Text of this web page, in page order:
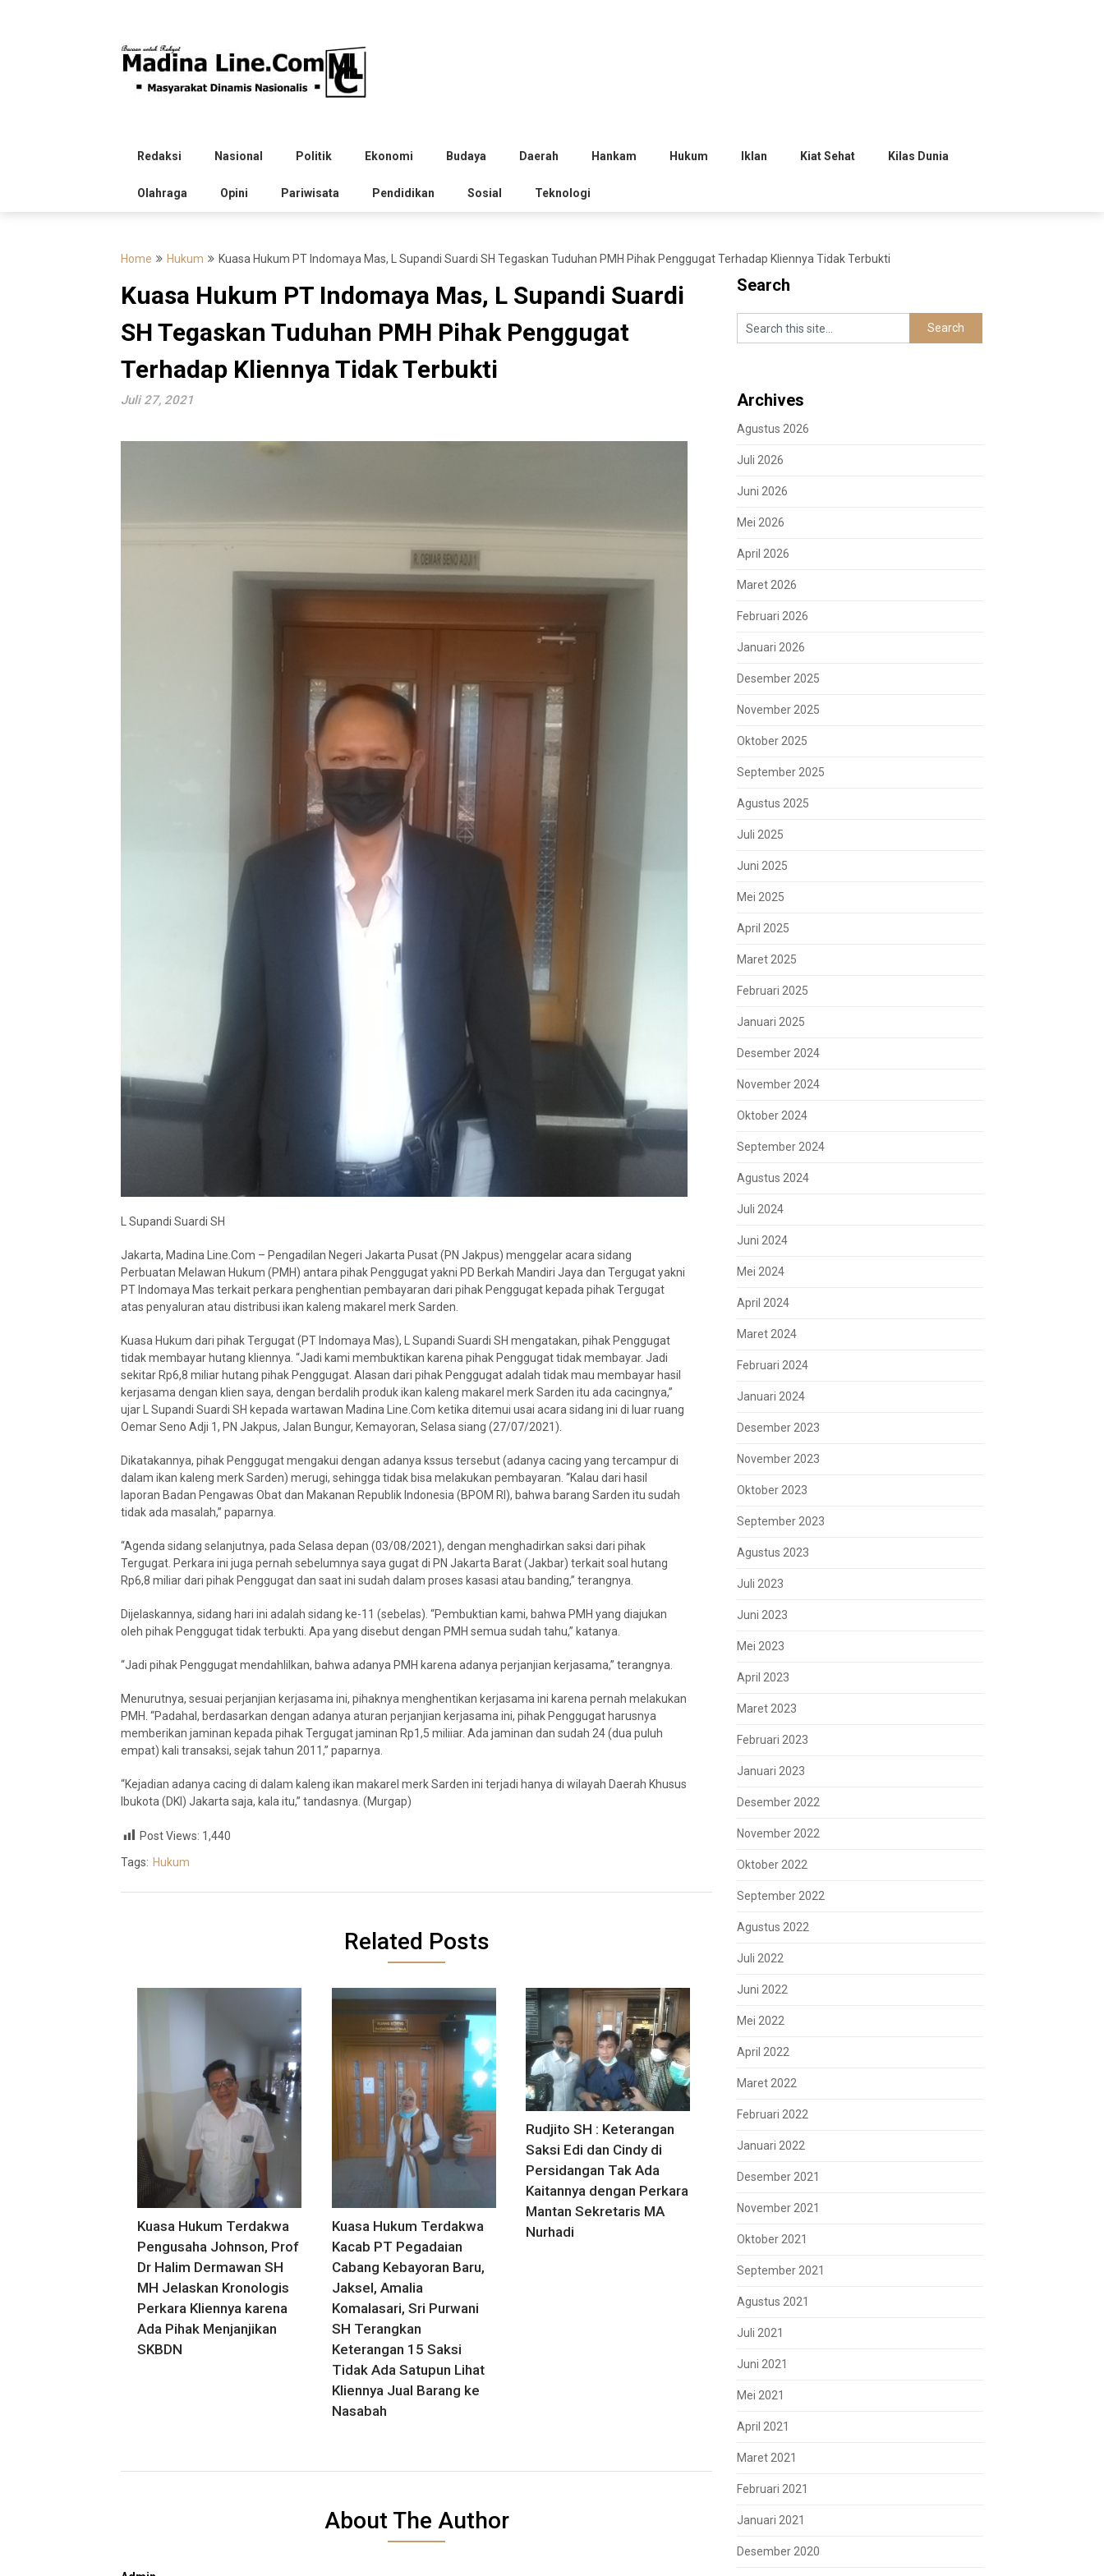
Redaksi Nasional Politik Ekonomi Budaya Daerah Hankam Hukum Iklan Kiat Sehat Kilas Dunia
Olahraga Opini Pariwisata Pendidikan Sosial Teknologi
Home Hukum Kuasa Hukum PT Indomaya Mas, L Supandi Suardi SH Tegaskan Tuduhan PMH Pihak Penggugat Terhadap Kliennya Tidak Terbukti
Kuasa Hukum PT Indomaya Mas, L Supandi Suardi
SH Tegaskan Tuduhan PMH Pihak Penggugat
Terhadap Kliennya Tidak Terbukti
Juli 27, 2021
L Supandi Suardi SH
Jakarta, Madina Line.Com – Pengadilan Negeri Jakarta Pusat (PN Jakpus) menggelar acara sidang
Perbuatan Melawan Hukum (PMH) antara pihak Penggugat yakni PD Berkah Mandiri Jaya dan Tergugat yakni
PT Indomaya Mas terkait perkara penghentian pembayaran dari pihak Penggugat kepada pihak Tergugat
atas penyaluran atau distribusi ikan kaleng makarel merk Sarden.
Kuasa Hukum dari pihak Tergugat (PT Indomaya Mas), L Supandi Suardi SH mengatakan, pihak Penggugat
tidak membayar hutang kliennya. “Jadi kami membuktikan karena pihak Penggugat tidak membayar. Jadi
sekitar Rp6,8 miliar hutang pihak Penggugat. Alasan dari pihak Penggugat adalah tidak mau membayar hasil
kerjasama dengan klien saya, dengan berdalih produk ikan kaleng makarel merk Sarden itu ada cacingnya,”
ujar L Supandi Suardi SH kepada wartawan Madina Line.Com ketika ditemui usai acara sidang ini di luar ruang
Oemar Seno Adji 1, PN Jakpus, Jalan Bungur, Kemayoran, Selasa siang (27/07/2021).
Dikatakannya, pihak Penggugat mengakui dengan adanya kssus tersebut (adanya cacing yang tercampur di
dalam ikan kaleng merk Sarden) merugi, sehingga tidak bisa melakukan pembayaran. “Kalau dari hasil
laporan Badan Pengawas Obat dan Makanan Republik Indonesia (BPOM RI), bahwa barang Sarden itu sudah
tidak ada masalah,” paparnya.
“Agenda sidang selanjutnya, pada Selasa depan (03/08/2021), dengan menghadirkan saksi dari pihak
Tergugat. Perkara ini juga pernah sebelumnya saya gugat di PN Jakarta Barat (Jakbar) terkait soal hutang
Rp6,8 miliar dari pihak Penggugat dan saat ini sudah dalam proses kasasi atau banding,” terangnya.
Dijelaskannya, sidang hari ini adalah sidang ke-11 (sebelas). “Pembuktian kami, bahwa PMH yang diajukan
oleh pihak Penggugat tidak terbukti. Apa yang disebut dengan PMH semua sudah tahu,” katanya.
“Jadi pihak Penggugat mendahlilkan, bahwa adanya PMH karena adanya perjanjian kerjasama,” terangnya.
Menurutnya, sesuai perjanjian kerjasama ini, pihaknya menghentikan kerjasama ini karena pernah melakukan
PMH. “Padahal, berdasarkan dengan adanya aturan perjanjian kerjasama ini, pihak Penggugat harusnya
memberikan jaminan kepada pihak Tergugat jaminan Rp1,5 miliiar. Ada jaminan dan sudah 24 (dua puluh
empat) kali transaksi, sejak tahun 2011,” paparnya.
“Kejadian adanya cacing di dalam kaleng ikan makarel merk Sarden ini terjadi hanya di wilayah Daerah Khusus
Ibukota (DKI) Jakarta saja, kala itu,” tandasnya. (Murgap)
Post Views: 1,440
Tags: Hukum
Related Posts
Kuasa Hukum Terdakwa
Pengusaha Johnson, Prof
Dr Halim Dermawan SH
MH Jelaskan Kronologis
Perkara Kliennya karena
Ada Pihak Menjanjikan
SKBDN
Kuasa Hukum Terdakwa
Kacab PT Pegadaian
Cabang Kebayoran Baru,
Jaksel, Amalia
Komalasari, Sri Purwani
SH Terangkan
Keterangan 15 Saksi
Tidak Ada Satupun Lihat
Kliennya Jual Barang ke
Nasabah
Rudjito SH : Keterangan
Saksi Edi dan Cindy di
Persidangan Tak Ada
Kaitannya dengan Perkara
Mantan Sekretaris MA
Nurhadi
About The Author
Search
Archives
Agustus 2026
Juli 2026
Juni 2026
Mei 2026
April 2026
Maret 2026
Februari 2026
Januari 2026
Desember 2025
November 2025
Oktober 2025
September 2025
Agustus 2025
Juli 2025
Juni 2025
Mei 2025
April 2025
Maret 2025
Februari 2025
Januari 2025
Desember 2024
November 2024
Oktober 2024
September 2024
Agustus 2024
Juli 2024
Juni 2024
Mei 2024
April 2024
Maret 2024
Februari 2024
Januari 2024
Desember 2023
November 2023
Oktober 2023
September 2023
Agustus 2023
Juli 2023
Juni 2023
Mei 2023
April 2023
Maret 2023
Februari 2023
Januari 2023
Desember 2022
November 2022
Oktober 2022
September 2022
Agustus 2022
Juli 2022
Juni 2022
Mei 2022
April 2022
Maret 2022
Februari 2022
Januari 2022
Desember 2021
November 2021
Oktober 2021
September 2021
Agustus 2021
Juli 2021
Juni 2021
Mei 2021
April 2021
Maret 2021
Februari 2021
Januari 2021
Desember 2020